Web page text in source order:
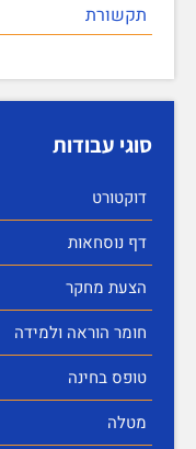
תקשורת
סוגי עבודות
דוקטורט
דף נוסחאות
הצעת מחקר
חומר הוראה ולמידה
טופס בחינה
מטלה